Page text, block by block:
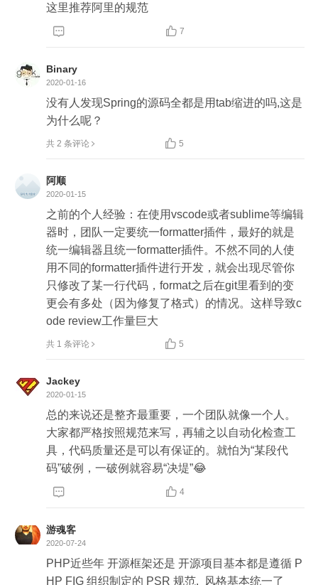
这里推荐阿里的规范
  7
Binary
2020-01-16
没有人发现Spring的源码全都是用tab缩进的吗,这是
为什么呢？
共 2 条评论  5
阿顺
2020-01-15
之前的个人经验：在使用vscode或者sublime等编辑
器时，团队一定要统一formatter插件，最好的就是
统一编辑器且统一formatter插件。不然不同的人使
用不同的formatter插件进行开发，就会出现尽管你
只修改了某一行代码，format之后在git里看到的变
更会有多处（因为修复了格式）的情况。这样导致c
ode review工作量巨大
共 1 条评论  5
Jackey
2020-01-15
总的来说还是整齐最重要，一个团队就像一个人。
大家都严格按照规范来写，再辅之以自动化检查工
具，代码质量还是可以有保证的。就怕为“某段代
码”破例，一破例就容易“决堤”😂
  4
游魂客
2020-07-24
PHP近些年 开源框架还是 开源项目基本都是遵循 P
HP FIG 组织制定的 PSR 规范.  风格基本统一了